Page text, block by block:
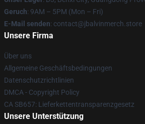
Geruch: 9AM – 5PM (Mon – Fri)
E-Mail senden: contact@jbalvinmerch.store
Unsere Firma
Über uns
Allgemeine Geschäftsbedingungen
Datenschutzrichtlinien
DMCA - Copyright Policy
CA SB657: Lieferkettentransparenzgesetz
Unsere Unterstützung